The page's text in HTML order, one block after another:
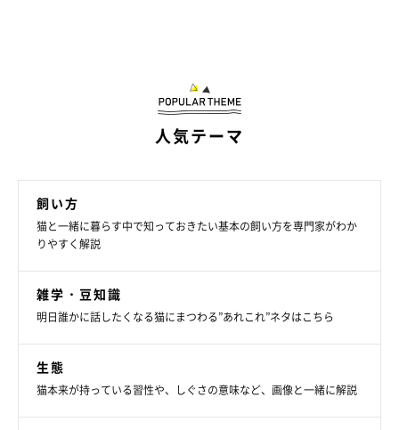
人気テーマ
飼い方
猫と一緒に暮らす中で知っておきたい基本の飼い方を専門家がわか
りやすく解説
雑学・豆知識
明日誰かに話したくなる猫にまつわる”あれこれ”ネタはこちら
生態
猫本来が持っている習性や、しぐさの意味など、画像と一緒に解説